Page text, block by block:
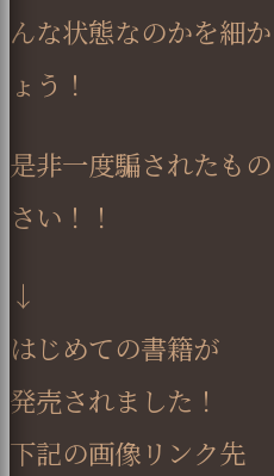
んな状態なのかを細
ょう！
是非一度騙されたも
さい！！
↓
はじめての書籍が
発売されました！
下記の画像リンク先